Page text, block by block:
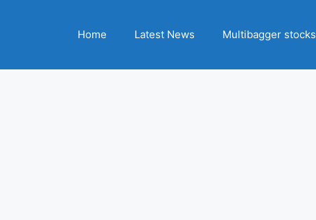
Home Latest News Multibagger stocks